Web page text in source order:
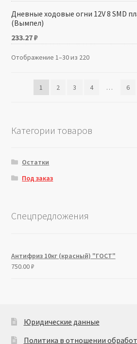
Дневные ходовые огни 12V 8 SMD
(Вымпел)
233.27₽
Отображение 1–30 из 220
1 2 3 4 … 6
Категории товаров
Остатки
Под заказ
Спецпредложения
Антифриз 10кг (красный) "ГОСТ"
750.00₽
Юридические данные
Политика в отношении